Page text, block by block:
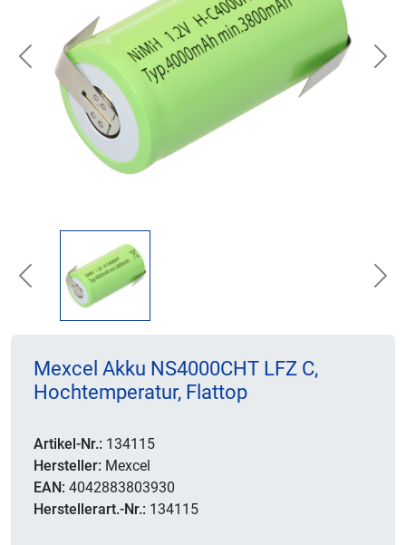
Previous
Previous
Mexcel Akku NS4000CHT LFZ C,
Hochtemperatur, Flattop
Artikel-Nr.: 134115
Hersteller: Mexcel
EAN: 4042883803930
Herstellerart.-Nr.: 134115